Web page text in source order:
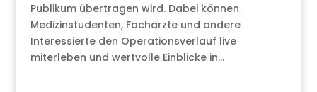
Publikum übertragen wird. Dabei können
Medizinstudenten, Fachärzte und andere
Interessierte den Operationsverlauf live
miterleben und wertvolle Einblicke in...